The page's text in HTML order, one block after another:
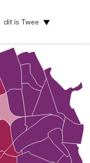
dit is Twee ▼